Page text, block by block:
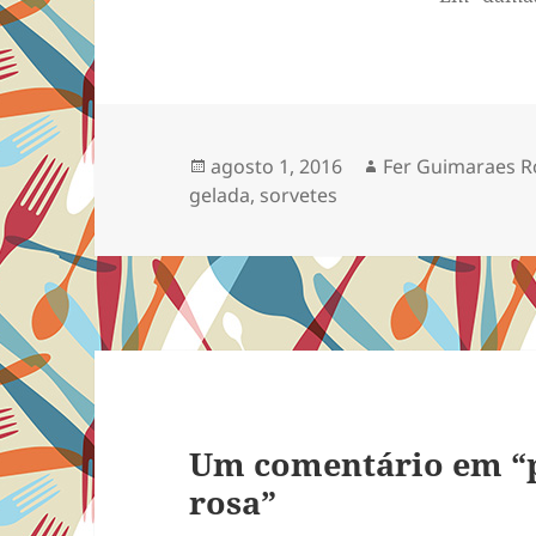
Publicado
em
agosto 1, 2016 Autor
Fer Guimaraes
gelada, sorvetes
Um comentário em
rosa”